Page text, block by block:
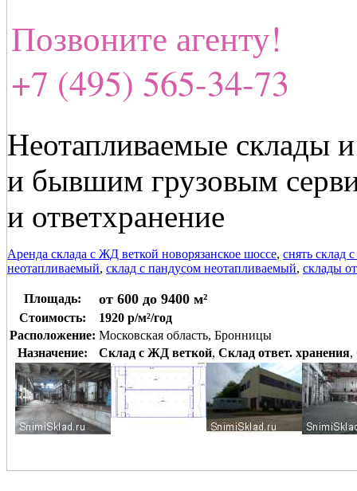
Позвоните агенту!
+7 (495) 565-34-73
Неотапливаемые склады
и бывшим грузовым
и ответхранение
Аренда склада с ЖД веткой новорязанское шоссе, снять склад
неотапливаемый, склад с пандусом неотапливаемый, склады
Площадь: от 600 до 9400 м²
Стоимость:
1920 р/м²/год
Расположение: Московская область, Бронницы
Назначение:
Склад с ЖД веткой, Склад ответ. хранения,